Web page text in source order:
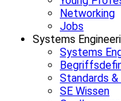
Networking
Jobs
Systems
Systems
Standards &
SE Wissen